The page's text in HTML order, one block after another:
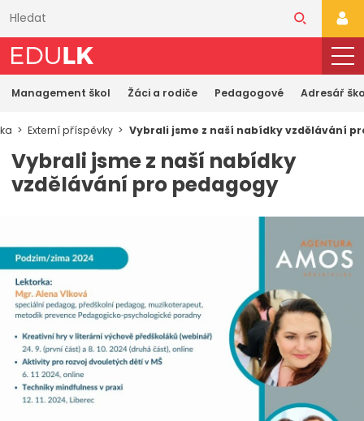
obsahu
Management škol Žáci a rodiče Pedagogové Adresář
Externí příspěvky Vybrali jsme z naší nabídky vzdělávání
Vybrali jsme z naší nabídky
vzdělávání pro pedagogy